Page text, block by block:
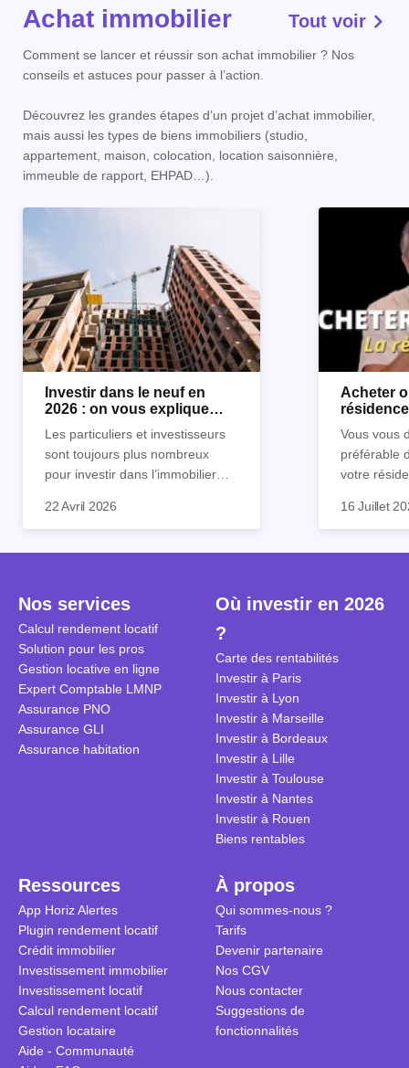
Achat immobilier Tout voir
Comment se lancer et réussir son achat immobilier ? Nos
conseils et astuces pour passer à l’action.
Découvrez les grandes étapes d’un projet d’achat immobilier,
mais aussi les types de biens immobiliers (studio,
appartement, maison, colocation, location saisonnière,
immeuble de rapport, EHPAD…).
Investir dans le neuf en
2026 : on vous explique
Les particuliers et investisseurs
sont toujours plus nombreux
pour investir dans l’immobilier
nombreux avantages à choisir ce
expliquons tout dans cet article.
22 Avril 2026
Acheter
Vous vous
préférable
votre
pour
la règle
secondes
fenêtres"
sécuriser
16 Juillet
Nos services
Calcul rendement locatif
Solution pour les pros
Gestion locative en ligne
Expert Comptable LMNP
Assurance PNO
Assurance GLI
Assurance habitation
Où investir en 2026
?
Carte des rentabilités
Investir à Paris
Investir à Lyon
Investir à Marseille
Investir à Bordeaux
Investir à Lille
Investir à Toulouse
Investir à Nantes
Investir à Rouen
Biens rentables
Ressources
App Horiz Alertes
Plugin rendement locatif
Crédit immobilier
Investissement immobilier
Investissement locatif
Calcul rendement locatif
Gestion locataire
Aide - Communauté
À propos
Qui sommes-nous ?
Tarifs
Devenir partenaire
Nos CGV
Nous contacter
Suggestions de
fonctionnalités